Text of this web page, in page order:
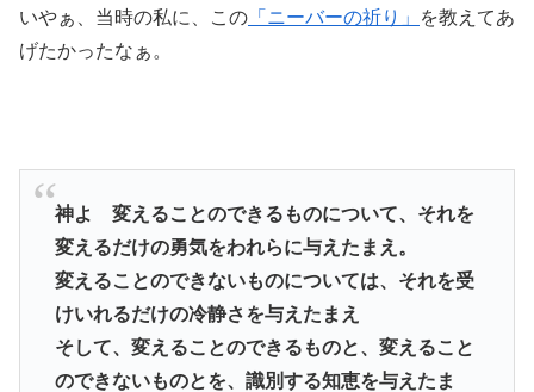
いやぁ、当時の私に、この 「ニーバーの祈り」
を教えてあ
げたかったなぁ。
神よ 変えることのできるものについて、それを
変えるだけの勇気をわれらに与えたまえ。
変えることのできないものについては、それを受
けいれるだけの冷静さを与えたまえ
そして、変えることのできるものと、変えること
のできないものとを、識別する知恵を与えたま